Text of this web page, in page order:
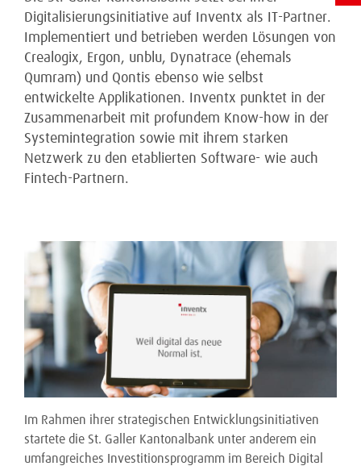
Digitalisierungsinitiative auf Inventx als IT-Partner.
Implementiert und betrieben werden Lösungen von
Crealogix, Ergon, unblu, Dynatrace (ehemals
Qumram) und Qontis ebenso wie selbst
entwickelte Applikationen. Inventx punktet in der
Zusammenarbeit mit profundem Know-how in der
Systemintegration sowie mit ihrem starken
Netzwerk zu den etablierten Software- wie auch
Fintech-Partnern.
Im Rahmen ihrer strategischen Entwicklungsinitiativen
startete die St. Galler Kantonalbank unter anderem ein
umfangreiches Investitionsprogramm im Bereich Digital